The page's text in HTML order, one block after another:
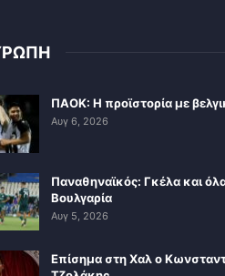
ΠΑΟΚ: Η προϊστορία με
Αυγ 6, 2026
Παναθηναϊκός: Γκέλα και
Βουλγαρία
Αυγ 5, 2026
Επίσημα στη Χαλ ο